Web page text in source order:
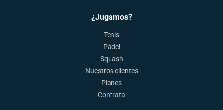
¿Jugamos?
Tenis
Pádel
Squash
Nuestros clientes
Planes
Contrata